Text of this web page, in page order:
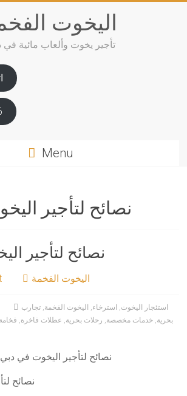
اليخوت
تأجير يخوت وألعاب مائية في
Menu
نصائح لتأجير
نصائح لتأجير
اليخوت الفخمة
استئجار اليخوت, استرخاء, اليخوت الفخمة, تجارب
بحرية, خدمات مخصصة, رحلات بحرية, عطلات فاخرة, فخامة
نصائح